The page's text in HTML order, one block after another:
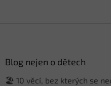
Blog nejen o dětech
🏖️ 10 věcí, bez kterých se